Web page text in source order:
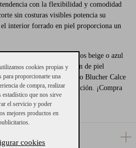
con la flexibilidad y comodidad
sin costuras visibles potencia su
interior forrado en piel proporciona un
con pantalones chinos beige o azul
claro. Añade un cinturón de piel
Haz tuyo este exclusivo Blucher Calce
que habla de distinción. ¡Compra
cookies propias y
para proporcionarte una
de compra, realizar
estadístico que nos sirve
el servicio y poder
mejores productos en
cookies